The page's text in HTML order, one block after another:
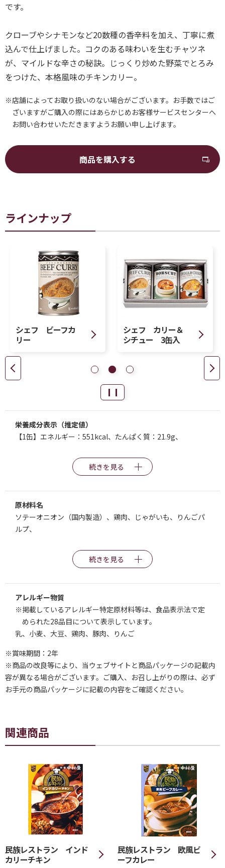
です。
クローブやシナモンなど20数種の香辛料を加え、丁寧に煮
込んで仕上げました。コクのある味わいを生むチャツネ
が、マイルドな辛さの秘訣。じっくり炒めた野菜でとろみ
をつけた、本格風味のチキンカリー。
※店舗によってお取り扱いのない場合がございます。お手数ではご
ざいますがご購入の際にはあらかじめお客様サービスセンターへ
お問い合わせいただきますようお願い申し上げます。
商品を購入する
ラインナップ
シェフ ビーフカ
リー
シェフ カリー＆
シチュー 3缶入
栄養成分表示（推定値）
【1缶】エネルギー：551kcal、たんぱく質：21.9g、
続きを見る
原材料名
ソテーオニオン（国内製造）、鶏肉、じゃがいも、りんごパ
ルプ、
続きを見る
アレルギー物質
※掲載しているアレルギー特定原材料等は、食品表示法で定
められた28品目について表示しています。
乳、小麦、大豆、鶏肉、豚肉、りんご
※賞味期間：2年
※商品の改良等により、当ウェブサイトと商品パッケージの記載内
容が異なる場合がございます。ご購入、お召し上がりの際は、必ず
お手元の商品パッケージに記載の内容をご確認ください。
関連商品
民族レストラン インド
カリーチキン
民族レストラン 欧風ビ
ーフカレー